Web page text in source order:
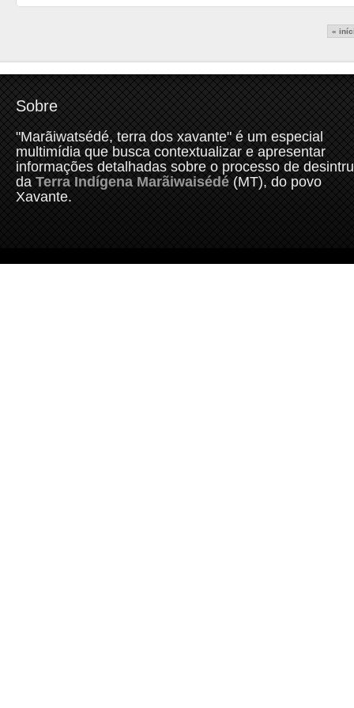
«
Sobre
"Marãiwatsédé, terra dos xavante" é um especial
multimídia que busca contextualizar e apresentar
informações detalhadas sobre o processo de
da Terra Indígena Marãiwaisédé (MT), do povo
Xavante.